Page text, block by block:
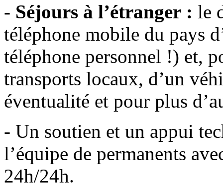
- Séjours à l’étranger : le
téléphone mobile du pays
téléphone personnel !) et,
transports locaux, d’un
éventualité et pour plus
- Un soutien et un appui
l’équipe de permanents
24h/24h.